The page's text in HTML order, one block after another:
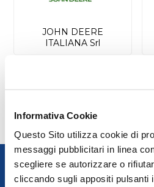
Informativa Cookie
Questo Sito utilizza cookie di
messaggi pubblicitari in linea
scegliere se autorizzare o
cliccando sugli appositi pulsanti
JOHN DEERE
ITALIANA Srl